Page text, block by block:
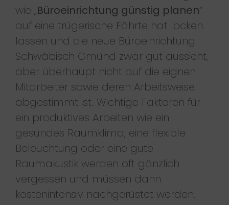
wie „Büroeinrichtung günstig planen“
auf eine trügerische Fährte hat locken
lassen und die neue Büroeinrichtung
Schwäbisch Gmünd zwar gut aussieht,
aber überhaupt nicht auf die eignen
Mitarbeiter sowie deren Arbeitsweise
abgestimmt ist. Wichtige Faktoren für
ein produktives Arbeiten wie ein
gesundes Raumklima, eine flexible
Beleuchtung oder eine gute
Raumakustik werden oft gänzlich
vergessen und müssen dann
kostenintensiv nachgerüstet werden.